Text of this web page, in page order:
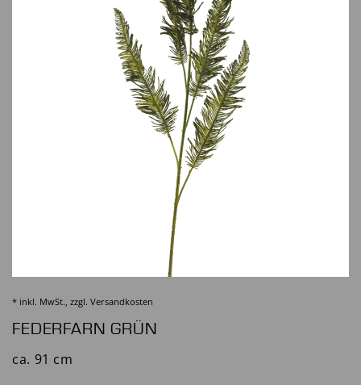
* inkl. MwSt., zzgl. Versandkosten
FEDERFARN GRÜN
ca. 91 cm